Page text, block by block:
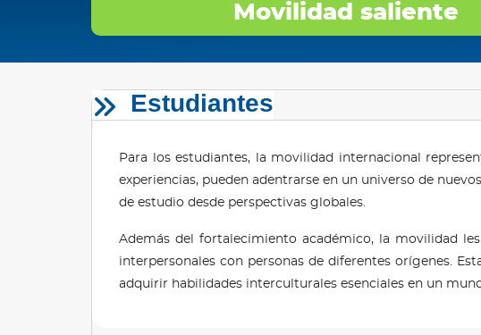
Movilidad saliente
Estudiantes
Para los estudiantes, la movilidad internacional
experiencias, pueden adentrarse en un universo de
de estudio desde perspectivas globales.
Además del fortalecimiento académico, la movilidad
interpersonales con personas de diferentes orígenes.
adquirir habilidades interculturales esenciales en un